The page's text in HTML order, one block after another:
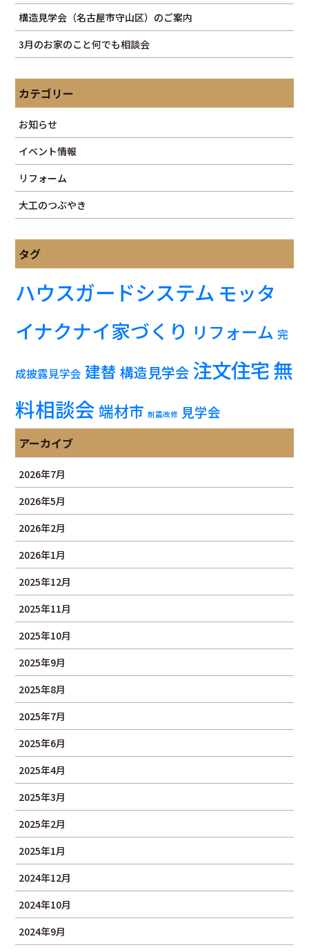
構造見学会（名古屋市守山区）のご案内
3月のお家のこと何でも相談会
カテゴリー
お知らせ
イベント情報
リフォーム
大工のつぶやき
タグ
ハウスガードシステム モッタ
イナクナイ家づくり リフォーム 完
成披露見学会 建替 構造見学会 注文住宅無
料相談会 端材市 耐震改修 見学会
アーカイブ
2026年7月
2026年5月
2026年2月
2026年1月
2025年12月
2025年11月
2025年10月
2025年9月
2025年8月
2025年7月
2025年6月
2025年4月
2025年3月
2025年2月
2025年1月
2024年12月
2024年10月
2024年9月